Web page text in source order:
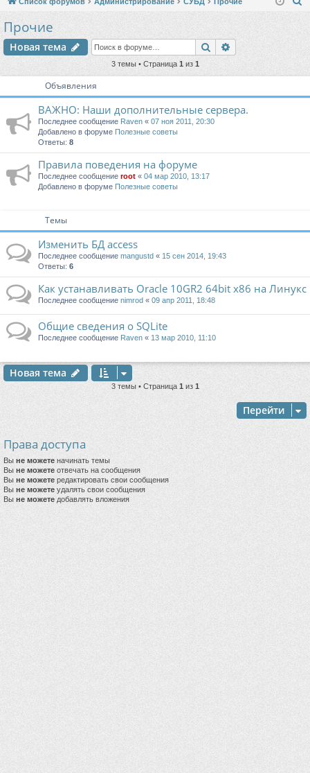
и
Прочие
Новая тема Поиск
3 темы • Страница 1из 1
Объявления
ВАЖНО: Наши дополнительные сервера.
Последнее сообщение Raven « 07 ноя 2011, 20:30
Добавлено в форуме Полезные советы
Ответы: 8
Правила поведения на форуме
Последнее сообщение root « 04 мар 2010, 13:17
Добавлено в форуме Полезные советы
Темы
Изменить БД access
Последнее сообщение mangustd « 15 сен 2014, 19:43
Ответы: 6
Как устанавливать Oracle 10GR2 64bit x86 на Линукс
Последнее сообщение nimrod « 09 апр 2011, 18:48
Общие сведения о SQLite
Последнее сообщение Raven « 13 мар 2010, 11:10
Новая тема
3 темы • Страница 1 из 1
Перейти
Права доступа
Вы не можете начинать темы
Вы не можете отвечать на сообщения
Вы не можете редактировать свои сообщения
Вы не можете удалять свои сообщения
Вы не можете добавлять вложения